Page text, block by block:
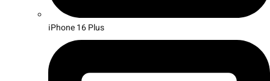
iPhone 16 Plus